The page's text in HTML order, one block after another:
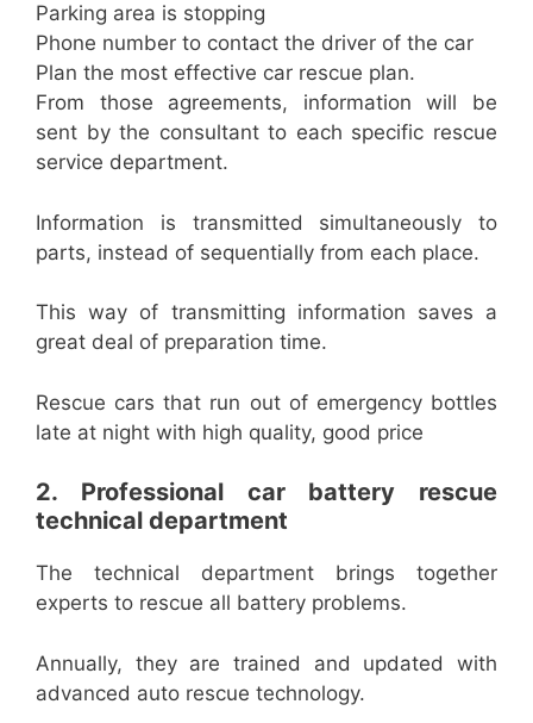
Parking area is stopping
Phone number to contact the driver of the car
Plan the most effective car rescue plan.
From those agreements, information will be
sent by the consultant to each specific rescue
service department.
Information is transmitted simultaneously to
parts, instead of sequentially from each place.
This way of transmitting information saves a
great deal of preparation time.
Rescue cars that run out of emergency bottles
late at night with high quality, good price
2. Professional car battery rescue
technical department
The technical department brings together
experts to rescue all battery problems.
Annually, they are trained and updated with
advanced auto rescue technology.